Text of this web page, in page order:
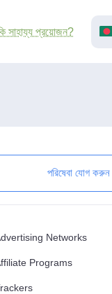
সাহায্য প্রয়োজন?
পরিষেবা যোগ করুন
Networks
Programs